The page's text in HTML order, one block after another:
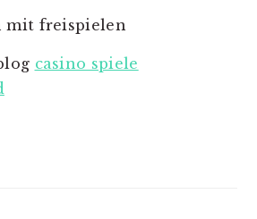
mit freispielen
casino spiele